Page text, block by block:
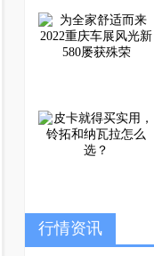
行情资讯